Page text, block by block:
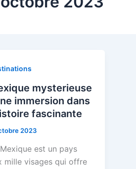
mysterieuse
immersion dans
fascinante
2023
est un pays
mille visages qui offre